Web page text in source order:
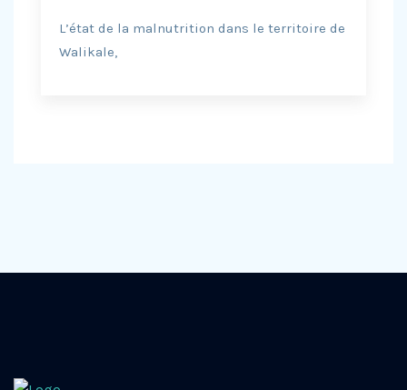
L’état de la malnutrition dans le territoire de
Walikale,